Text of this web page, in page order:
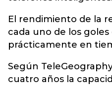
El rendimiento de la
cada uno de los
prácticamente en
Según
cuatro años la